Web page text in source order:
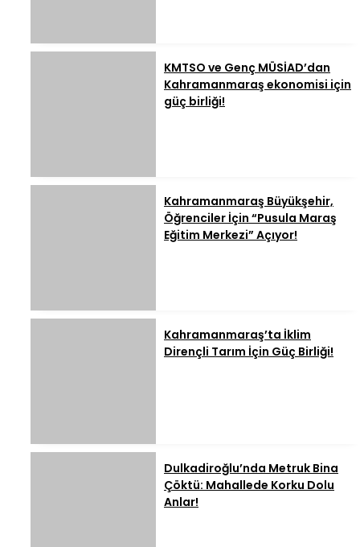
KMTSO ve Genç MÜSİAD’dan
Kahramanmaraş ekonomisi için
güç birliği!
Kahramanmaraş Büyükşehir,
Öğrenciler İçin “Pusula Maraş
Eğitim Merkezi” Açıyor!
Kahramanmaraş’ta İklim
Dirençli Tarım İçin Güç Birliği!
Dulkadiroğlu’nda Metruk Bina
Çöktü: Mahallede Korku Dolu
Anlar!